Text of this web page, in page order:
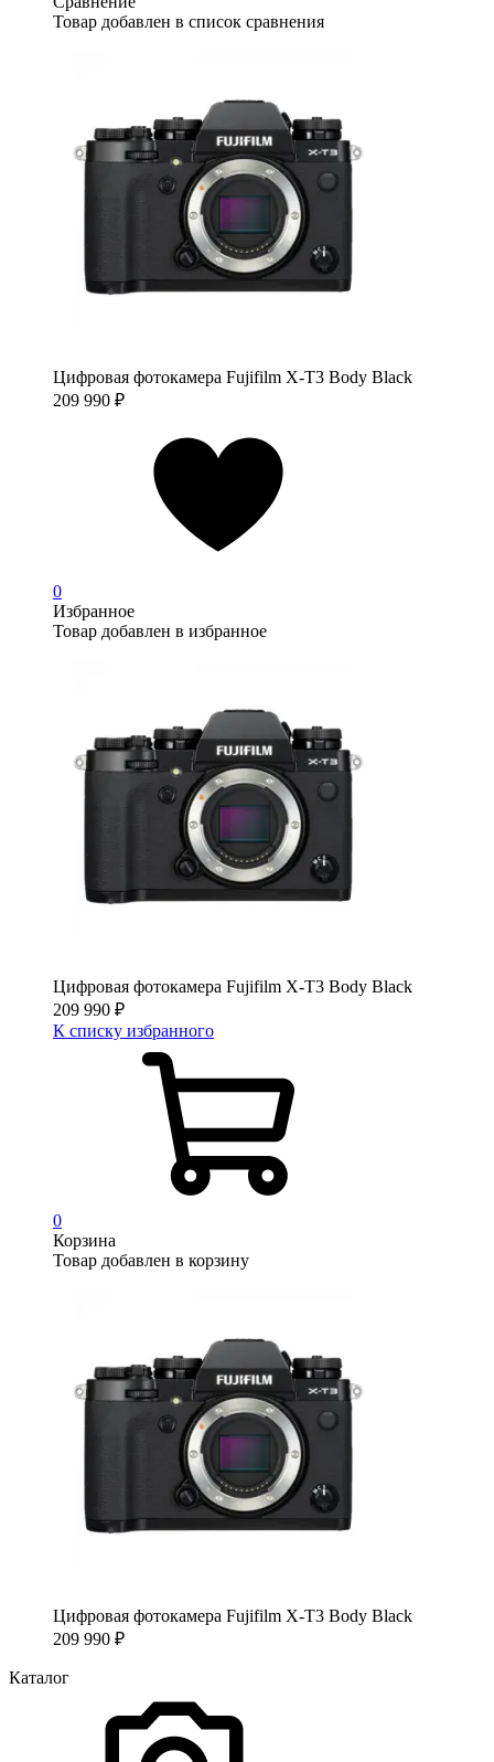
Товар добавлен в список сравнения
Цифровая фотокамера Fujifilm X-T3 Body Black
209 990 ₽
0
Избранное
Товар добавлен в избранное
Цифровая фотокамера Fujifilm X-T3 Body Black
209 990 ₽
К списку избранного
0
Корзина
Товар добавлен в корзину
Цифровая фотокамера Fujifilm X-T3 Body Black
209 990 ₽
Каталог